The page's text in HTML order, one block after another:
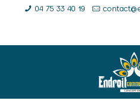
04 75 33 40 19